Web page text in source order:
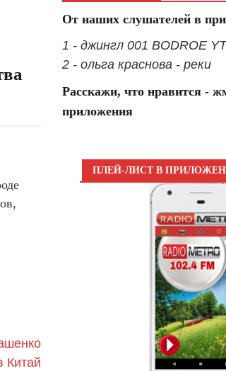
Китай
От наших слушателей в
1 - джингл 001 BODROE
2 - ольга краснова - реки
Расскажи, что нравится -
приложения
ПЛЕЙ-ЛИСТ В